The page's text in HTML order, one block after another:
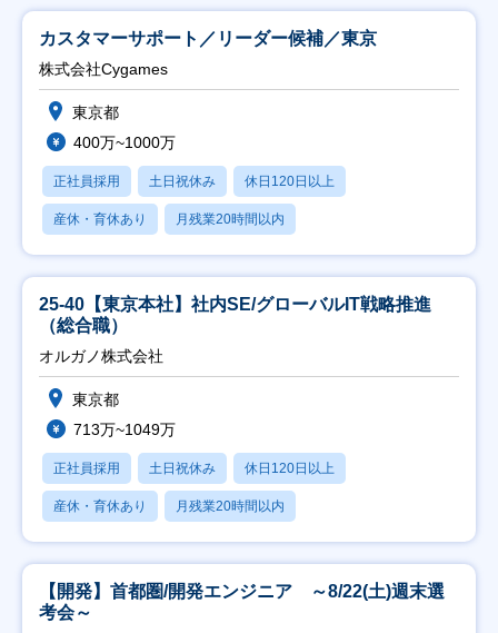
カスタマーサポート／リーダー候補／東京
株式会社Cygames
東京都
400万~1000万
正社員採用 土日祝休み 休日120日以上
産休・育休あり 月残業20時間以内
25-40【東京本社】社内SE/グローバルIT戦略推進
（総合職）
オルガノ株式会社
東京都
713万~1049万
正社員採用 土日祝休み 休日120日以上
産休・育休あり 月残業20時間以内
【開発】首都圏/開発エンジニア ～8/22(土)週末選
考会～